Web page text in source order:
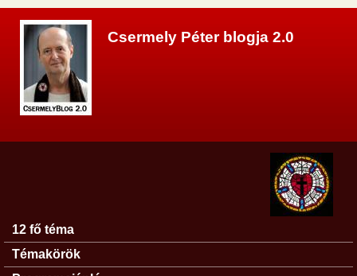
Csermely Péter blogja 2.0
Főmenü
12 fő téma
Témakörök